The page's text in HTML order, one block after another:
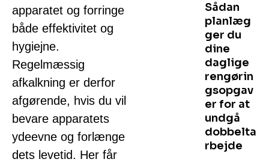
apparatet og forringe
både effektivitet og
hygiejne.
Regelmæssig
afkalkning er derfor
afgørende, hvis du vil
bevare apparatets
ydeevne og forlænge
dets levetid. Her får
Sådan
planlæg
ger du
dine
daglige
rengørin
gsopgav
er for at
undgå
dobbelta
rbejde